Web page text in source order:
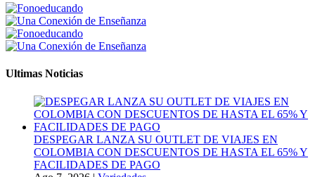
Ultimas Noticias
DESPEGAR LANZA SU OUTLET DE VIAJES EN
COLOMBIA CON DESCUENTOS DE HASTA EL 65% Y
FACILIDADES DE PAGO